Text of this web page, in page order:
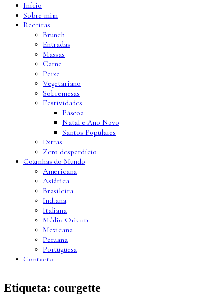
Início
Sobre mim
Receitas
Brunch
Entradas
Massas
Carne
Peixe
Vegetariano
Sobremesas
Festividades
Páscoa
Natal e Ano Novo
Santos Populares
Extras
Zero desperdício
Cozinhas do Mundo
Americana
Asiática
Brasileira
Indiana
Italiana
Médio Oriente
Mexicana
Peruana
Portuguesa
Contacto
Etiqueta: courgette